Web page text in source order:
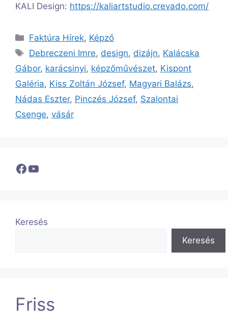
KALI Design: https://kaliartstudio.crevado.com/
Kategória
Faktúra Hírek, Képző
Címkék
Debreczeni Imre, design, dizájn, Kalácska
Gábor, karácsinyi, képzőművészet, Kispont
Galéria, Kiss Zoltán József, Magyari Balázs,
Nádas Eszter, Pinczés József, Szalontai
Csenge, vásár
Facebook
YouTube
Keresés
Keresés
Friss